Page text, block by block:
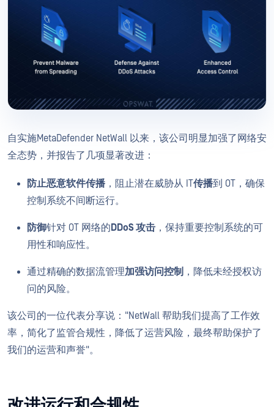
自实施MetaDefender NetWall 以来，该公司明显加强了网络安
全态势，并报告了几项显著改进：
防止恶意软件传播 ，阻止潜在威胁从 IT传播到 OT，确保
控制系统不间断运行。
防御针对 OT 网络的 DDoS 攻击 ，保持重要控制系统的可
用性和响应性。
通过精确的数据流管理加强访问控制 ，降低未经授权访
问的风险。
该公司的一位代表分享说："NetWall 帮助我们提高了工作效
率，简化了监管合规性，降低了运营风险，最终帮助保护了
我们的运营和声誉"。